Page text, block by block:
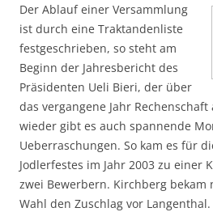
Der Ablauf einer Versammlung
ist durch eine Traktandenliste
festgeschrieben, so steht am
Beginn der Jahresbericht des
Präsidenten Ueli Bieri, der über
das vergangene Jahr
wieder gibt es auch spannende
Ueberraschungen. So kam es für
Jodlerfestes im Jahr 2003 zu einer
zwei Bewerbern. Kirchberg bekam
Wahl den Zuschlag vor